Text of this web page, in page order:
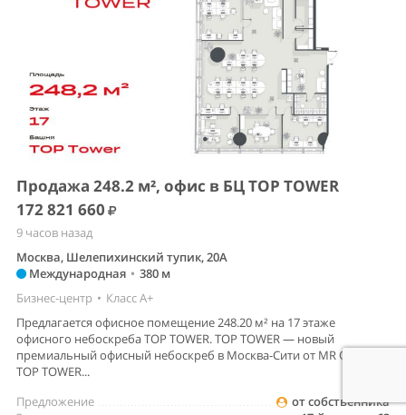
Продажа 248.2 м², офис в БЦ TOP TOWER
172 821 660
9 часов назад
Москва, Шелепихинский тупик, 20А
Международная • 380 м
Бизнес-центр • Класс A+
Предлагается офисное помещение 248.20 м² на 17 этаже
офисного небоскреба TOP TOWER. TOP TOWER — новый
премиальный офисный небоскреб в Москва-Сити от MR Office.
TOP TOWER...
от собственника
Предложение